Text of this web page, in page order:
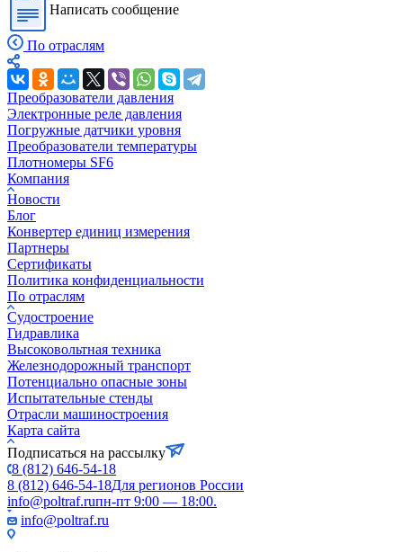
Написать сообщение
По отраслям
Преобразователи давления
Электронные реле давления
Погружные датчики уровня
Преобразователи температуры
Плотномеры SF6
Компания
Новости
Блог
Конвертер единиц измерения
Партнеры
Сертификаты
Политика конфиденциальности
По отраслям
Судостроение
Гидравлика
Высоковольтная техника
Железнодорожный транспорт
Потенциально опасные зоны
Испытательные стенды
Отрасли машиностроения
Карта сайта
Подписаться на рассылку
8 (812) 646-54-18
8 (812) 646-54-18Для регионов России
info@poltraf.ruпн-пт 9:00 — 18:00.
info@poltraf.ru